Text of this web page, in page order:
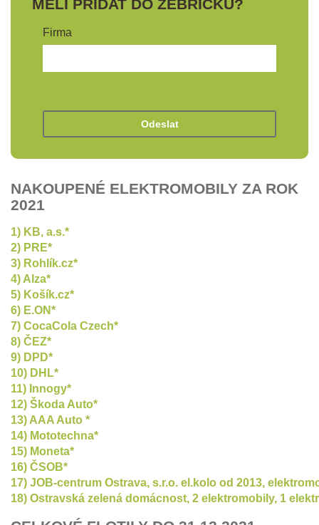
MĚLI PŘIDAT DO ŽEBŘÍČKU?
Firma
NAKOUPENÉ ELEKTROMOBILY ZA ROK
2021
1) KB, a.s.*
2) PRE*
3) Rohlík.cz*
4) Alza*
5) Košík.cz*
6) E.ON*
7) CocaCola Czech*
8) ČEZ*
9) DPD*
10) DHL*
11) Innogy*
12) Škoda Auto*
13) AAA Auto *
14) Mototechna*
15) Moneta*
16) ČSOB*
17) JOB-centrum Ostrava, s.r.o. el.kolo od 2013,
18) Ostravská zelená domácnost, 2 elektromobily, 1